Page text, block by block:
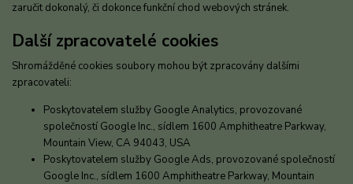
zaručit dokonalý, či dokonce funkční chod webových stránek.
Další zpracovatelé cookies
Shromážděné cookies soubory mohou být zpracovány dalšími
zpracovateli:
Poskytovatelem služby Google Analytics, provozované
společností Google Inc., sídlem 1600 Amphitheatre Parkway,
Mountain View, CA 94043, USA
Poskytovatelem služby Google Ads, provozované společností
Google Inc., sídlem 1600 Amphitheatre Parkway, Mountain